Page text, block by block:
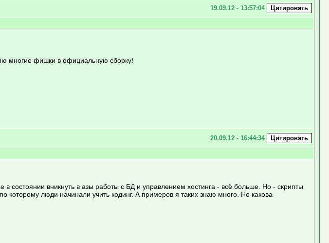
19.09.12 - 13:57:04
многие фишки в официальную сборку!
20.09.12 - 16:44:34
состоянии вникнуть в азы работы с БД и управлением хостинга - всё больше. Но - скрипты
люди начинали учить кодинг. А примеров я таких знаю много. Но какова